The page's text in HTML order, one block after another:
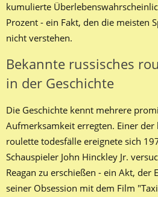
kumulierte
Prozent - ein Fakt, den die meisten
nicht verstehen.
Bekannte russisches
in der Geschichte
Die Geschichte kennt mehrere
Aufmerksamkeit erregten. Einer der
roulette todesfälle ereignete sich
Schauspieler John Hinckley Jr.
Reagan zu erschießen - ein Akt, der
seiner Obsession mit dem Film